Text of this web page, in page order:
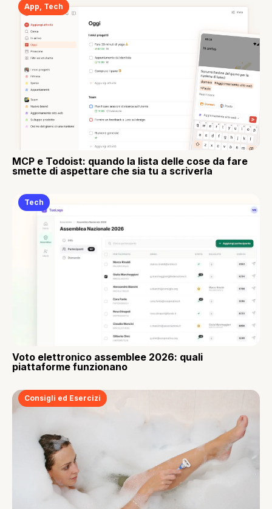
App Tech
MCP e Todoist: quando la lista delle cose da fare
smette di aspettare che sia tu a scriverla
Tech
Voto elettronico assemblee 2026: quali
piattaforme funzionano
Consigli ed Esercizi